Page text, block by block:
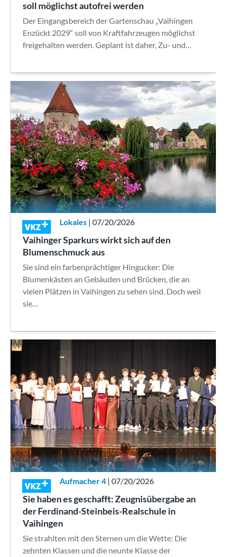
soll möglichst autofrei werden
Der Eingangsbereich der Gartenschau „Vaihingen
Enzückt 2029“ soll von Kraftfahrzeugen möglichst
freigehalten werden. Geplant ist daher, Zu- und…
VKZ Lokales | 07/20/2026
Vaihinger Sparkurs wirkt sich auf den
Blumenschmuck aus
Sie sind ein farbenprächtiger Hingucker: Die
Blumenkästen an Gebäuden und Brücken, die an
vielen Plätzen in Vaihingen zu sehen sind. Doch weil
sie…
VKZ Aufmacher 4 | 07/20/2026
Sie haben es geschafft: Zeugnisübergabe an
der Ferdinand-Steinbeis-Realschule in
Vaihingen
Sie strahlten mit den Sternen um die Wette: Die
zehnten Klassen und die neunte Klasse der